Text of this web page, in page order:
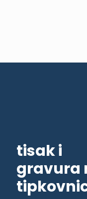
tisak i
gravura